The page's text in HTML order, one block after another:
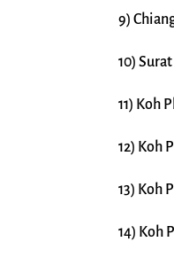
9)
10)
11) Koh
12) Koh
13) Koh
14) Koh